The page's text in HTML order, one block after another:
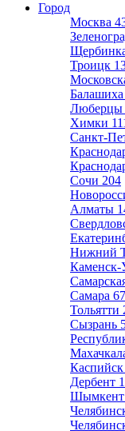
Город
Москва
Троицк
Балашиха
Люберцы
Химки
Санкт-
Сочи 204
Алматы
Нижний
Каменск-
Самара
Тольятти
Сызрань
Каспийск
Дербент
Шымкент